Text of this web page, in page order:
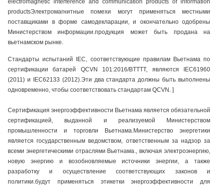
electromagnetic interference and communication products of information
productsЭлектромагнитные помехи могут применяться местными
поставщиками в форме самодекларации, и окончательно одобрены
Министерством информации.продукция может быть продана на
вьетнамском рынке.
Стандарты испытаний IEC, соответствующие правилам Вьетнама по
сертификации батарей QCVN 101:2016/BTTTT, являются IEC61960
(2011) и IEC62133 (2012).Эти два стандарта должны быть выполнены
одновременно, чтобы соответствовать стандартам QCVN. ]
Сертификация энергоэффективности Вьетнама является обязательной
сертификацией, выданной и реализуемой Министерством
промышленности и торговли Вьетнама.Министерство энергетики
является государственным ведомством, ответственным за надзор за
всеми энергетическими отраслями Вьетнама., включая электроэнергию,
новую энергию и возобновляемые источники энергии, а также
разработку и осуществление соответствующих законов и
политики.будут применяться этикетки энергоэффективности для